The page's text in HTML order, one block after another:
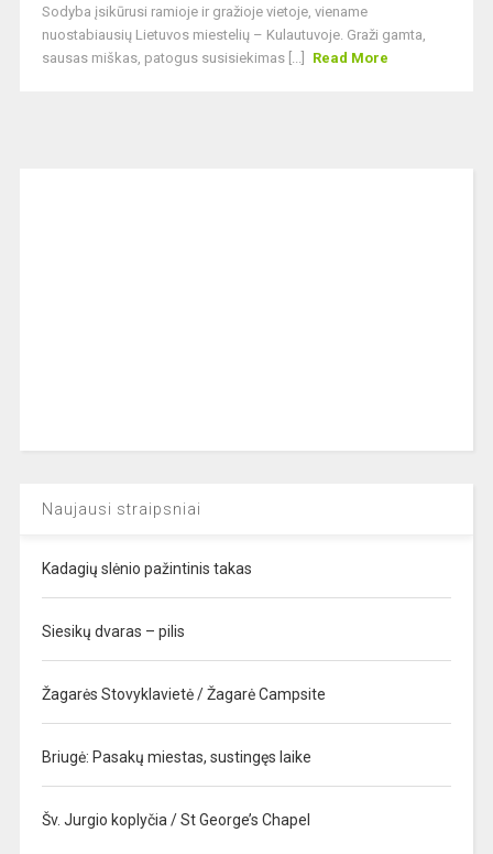
Sodyba įsikūrusi ramioje ir gražioje vietoje, viename
nuostabiausių Lietuvos miestelių – Kulautuvoje. Graži gamta,
sausas miškas, patogus susisiekimas [...]
Read More
Naujausi straipsniai
Kadagių slėnio pažintinis takas
Siesikų dvaras – pilis
Žagarės Stovyklavietė / Žagarė Campsite
Briugė: Pasakų miestas, sustingęs laike
Šv. Jurgio koplyčia / St George’s Chapel